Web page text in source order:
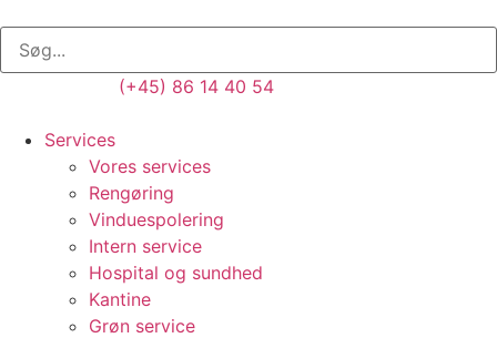
(+45) 86 14 40 54
Services
Vores services
Rengøring
Vinduespolering
Intern service
Hospital og sundhed
Kantine
Grøn service